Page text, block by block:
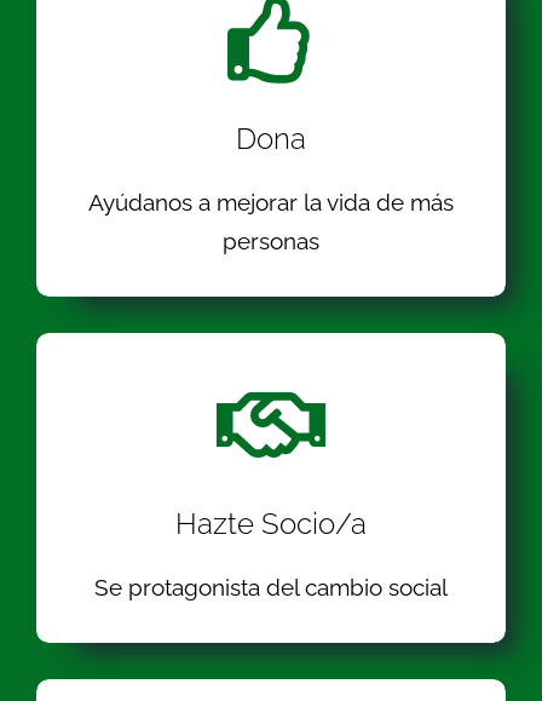
Dona
Ayúdanos a mejorar la vida de más
personas
Hazte Socio/a
Se protagonista del cambio social